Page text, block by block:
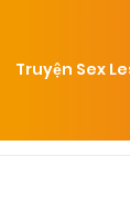
Truyện Sex